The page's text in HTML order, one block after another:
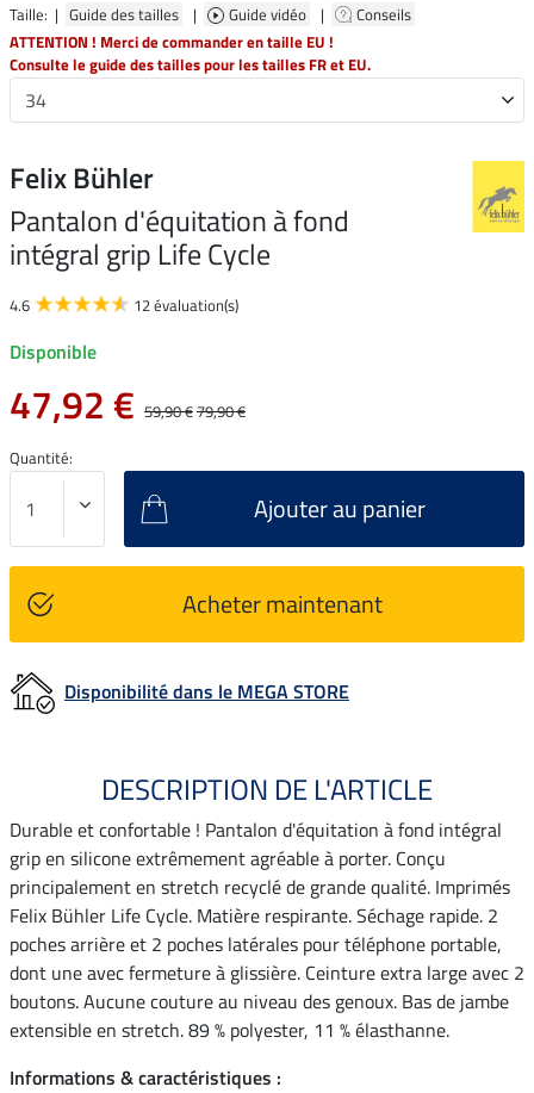
Taille: | Guide des tailles | Guide vidéo |
Conseils
ATTENTION ! Merci de commander en taille EU !
Consulte le guide des tailles pour les tailles FR et EU.
Felix Bühler
Pantalon d'équitation à fond
intégral grip Life Cycle
4.6 12 évaluation(s)
Disponible
47,92 € 59,90 €79,90 €
Quantité:
Ajouter au panier
Acheter maintenant
Disponibilité dans le MEGA STORE
DESCRIPTION DE L'ARTICLE
Durable et confortable ! Pantalon d'équitation à fond intégral
grip en silicone extrêmement agréable à porter. Conçu
principalement en stretch recyclé de grande qualité. Imprimés
Felix Bühler Life Cycle. Matière respirante. Séchage rapide. 2
poches arrière et 2 poches latérales pour téléphone portable,
dont une avec fermeture à glissière. Ceinture extra large avec 2
boutons. Aucune couture au niveau des genoux. Bas de jambe
extensible en stretch. 89 % polyester, 11 % élasthanne.
Informations & caractéristiques :